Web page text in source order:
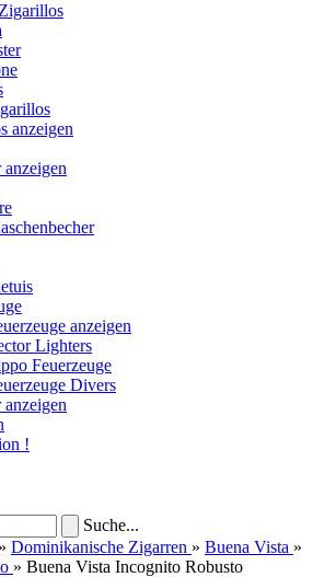
anzeigen
anzeigen
Lighters
Feuerzeuge
Divers
!
Suche...
» Dominikanische Zigarren » Buena Vista »
» Buena Vista Incognito Robusto